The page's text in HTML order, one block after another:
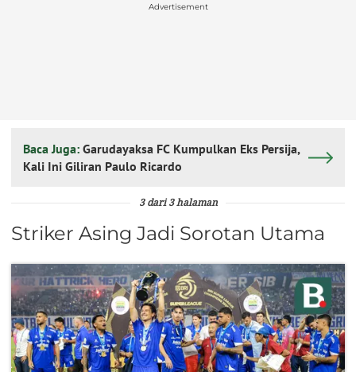
Advertisement
Baca Juga: Garudayaksa FC Kumpulkan Eks Persija,
Kali Ini Giliran Paulo Ricardo
3 dari 3 halaman
Striker Asing Jadi Sorotan Utama